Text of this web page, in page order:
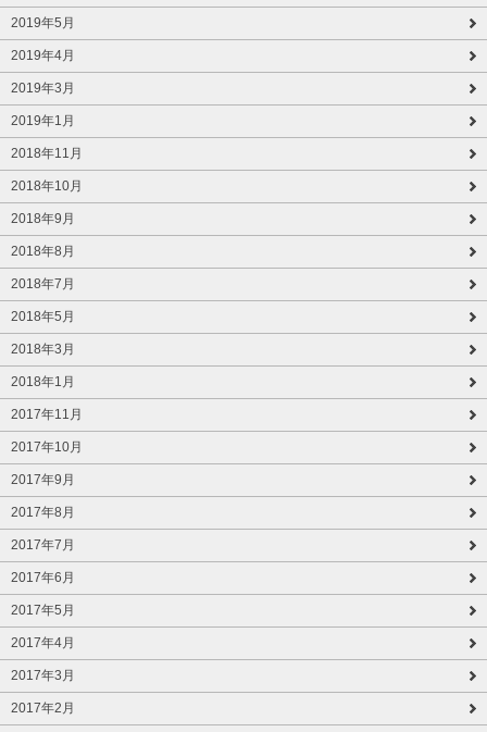
2019年5月
2019年4月
2019年3月
2019年1月
2018年11月
2018年10月
2018年9月
2018年8月
2018年7月
2018年5月
2018年3月
2018年1月
2017年11月
2017年10月
2017年9月
2017年8月
2017年7月
2017年6月
2017年5月
2017年4月
2017年3月
2017年2月